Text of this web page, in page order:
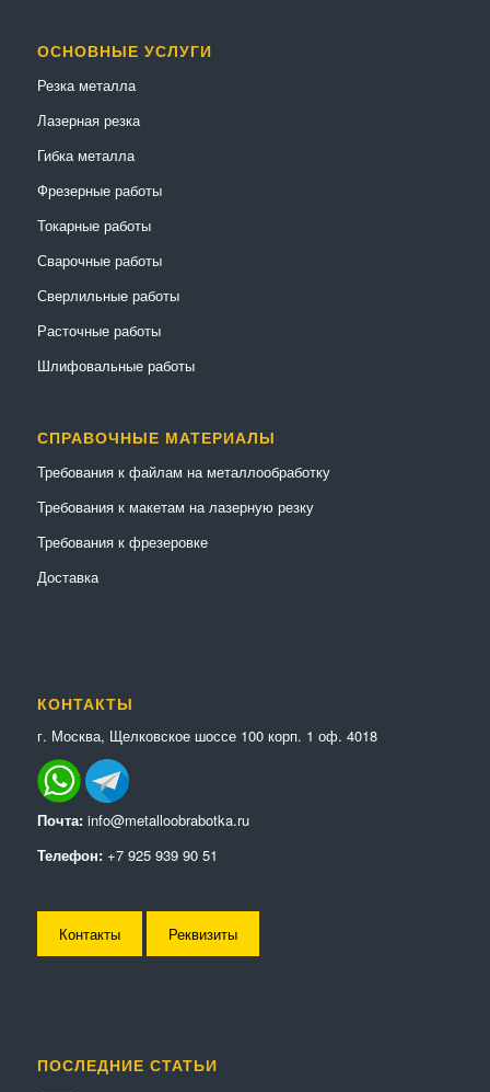
ОСНОВНЫЕ УСЛУГИ
Резка металла
Лазерная резка
Гибка металла
Фрезерные работы
Токарные работы
Сварочные работы
Сверлильные работы
Расточные работы
Шлифовальные работы
СПРАВОЧНЫЕ МАТЕРИАЛЫ
Требования к файлам на металлообработку
Требования к макетам на лазерную резку
Требования к фрезеровке
Доставка
КОНТАКТЫ
г. Москва, Щелковское шоссе 100 корп. 1 оф. 4018
Почта: info@metalloobrabotka.ru
Телефон: +7 925 939 90 51
Контакты Реквизиты
ПОСЛЕДНИЕ СТАТЬИ